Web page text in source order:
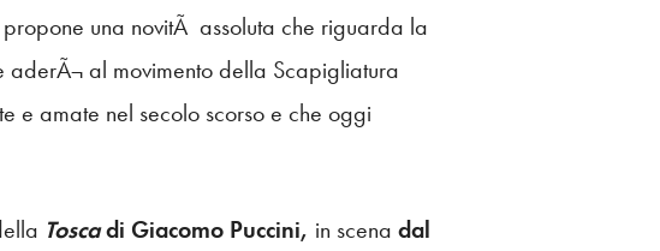
propone una novitÃ assoluta che riguarda la
aderÃ¬ al movimento della Scapigliatura
e amate nel secolo scorso e che oggi
Toscadi Giacomo Puccini, in scena dal